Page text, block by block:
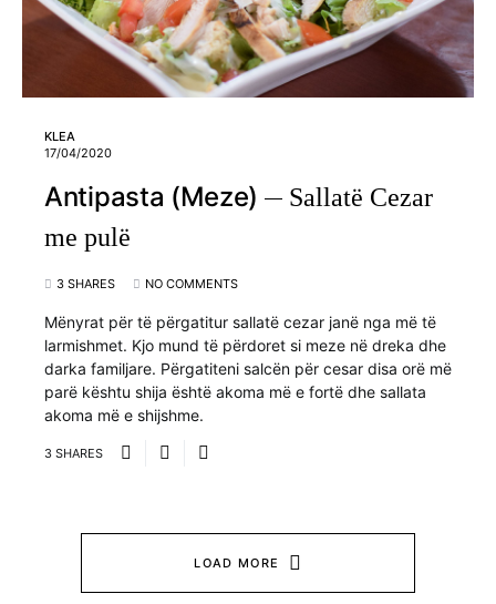
KLEA
17/04/2020
Antipasta (Meze)
Sallatë Cezar
me pulë
3 SHARES NO COMMENTS
Mënyrat për të përgatitur sallatë cezar janë nga më të
larmishmet. Kjo mund të përdoret si meze në dreka dhe
darka familjare. Përgatiteni salcën për cesar disa orë më
parë kështu shija është akoma më e fortë dhe sallata
akoma më e shijshme.
3 SHARES
LOAD MORE